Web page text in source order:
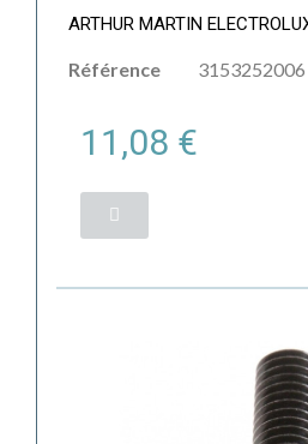
ARTHUR MARTIN
Référence 3153252006
11,08 €